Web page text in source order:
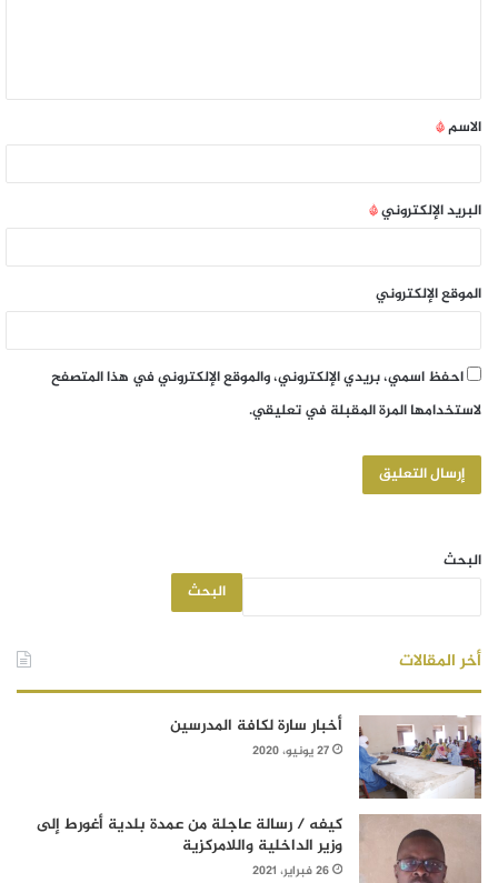
الاسم*
البريد الإلكتروني*
الموقع الإلكتروني
احفظ اسمي، بريدي الإلكتروني، والموقع الإلكتروني في هذا المتصفح
لاستخدامها المرة المقبلة في تعليقي.
البحث
البحث
أخر المقالات
أخبار سارة لكافة المدرسين
27 يونيو، 2020
كيفه / رسالة عاجلة من عمدة بلدية أغورط إلى
وزير الداخلية واللامركزية
26 فبراير، 2021